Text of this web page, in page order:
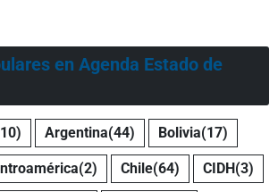
en Agenda Estado de
Argentina(44) Bolivia(17)
(2) Chile(64) CIDH (3)